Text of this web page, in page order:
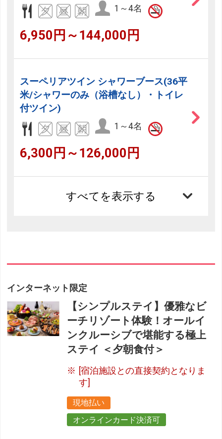
1～4名
6,950円～144,000円
スーペリアツイン シャワーブース(36平
米/シャワーのみ（浴槽なし）・トイレ
付ツイン)
1～4名
6,300円～126,000円
すべてを表示する
インターネット限定
【シンプルステイ】優雅なビ
ーチリゾート体験！オールイ
ンクルーシブで堪能する極上
ステイ ＜夕朝食付＞
[宿泊施設との直接契約となりま
す]
現地払い
オンラインカード決済可